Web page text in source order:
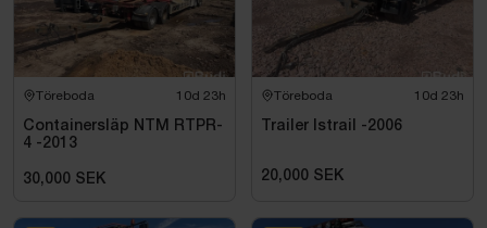
Töreboda 10d 23h
Containersläp NTM RTPR-
4 -2013
30,000 SEK
Töreboda 10d 23h
Trailer Istrail -2006
20,000 SEK